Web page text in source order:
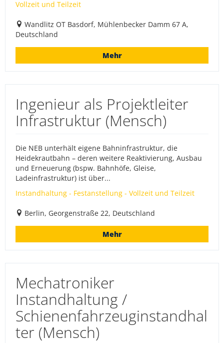
Vollzeit und Teilzeit
Wandlitz OT Basdorf, Mühlenbecker Damm 67 A,
Deutschland
Mehr
Ingenieur als Projektleiter
Infrastruktur (Mensch)
Die NEB unterhält eigene Bahninfrastruktur, die
Heidekrautbahn – deren weitere Reaktivierung, Ausbau
und Erneuerung (bspw. Bahnhöfe, Gleise,
Ladeinfrastruktur) ist über...
Instandhaltung - Festanstellung - Vollzeit und Teilzeit
Berlin, Georgenstraße 22, Deutschland
Mehr
Mechatroniker
Instandhaltung /
Schienenfahrzeuginstandhal
ter (Mensch)